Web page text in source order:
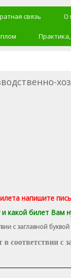
связь О
напишите
какой билет Вам
с заглавной
в соответствии с